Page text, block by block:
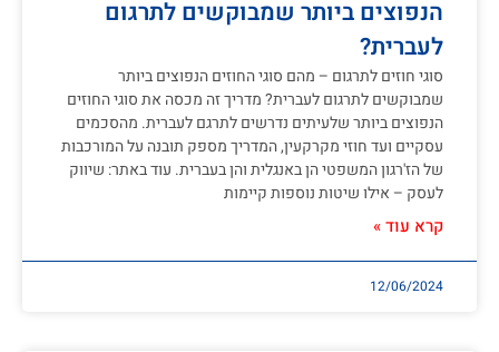
הנפוצים ביותר שמבוקשים לתרגום
לעברית?
סוגי חוזים לתרגום – מהם סוגי החוזים הנפוצים ביותר
שמבוקשים לתרגום לעברית? מדריך זה מכסה את סוגי החוזים
הנפוצים ביותר שלעיתים נדרשים לתרגם לעברית. מהסכמים
עסקיים ועד חוזי מקרקעין, המדריך מספק תובנה על המורכבות
של הז'רגון המשפטי הן באנגלית והן בעברית. עוד באתר: שיווק
לעסק – אילו שיטות נוספות קיימות
קרא עוד »
12/06/2024